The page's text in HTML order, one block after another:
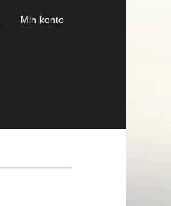
Min konto